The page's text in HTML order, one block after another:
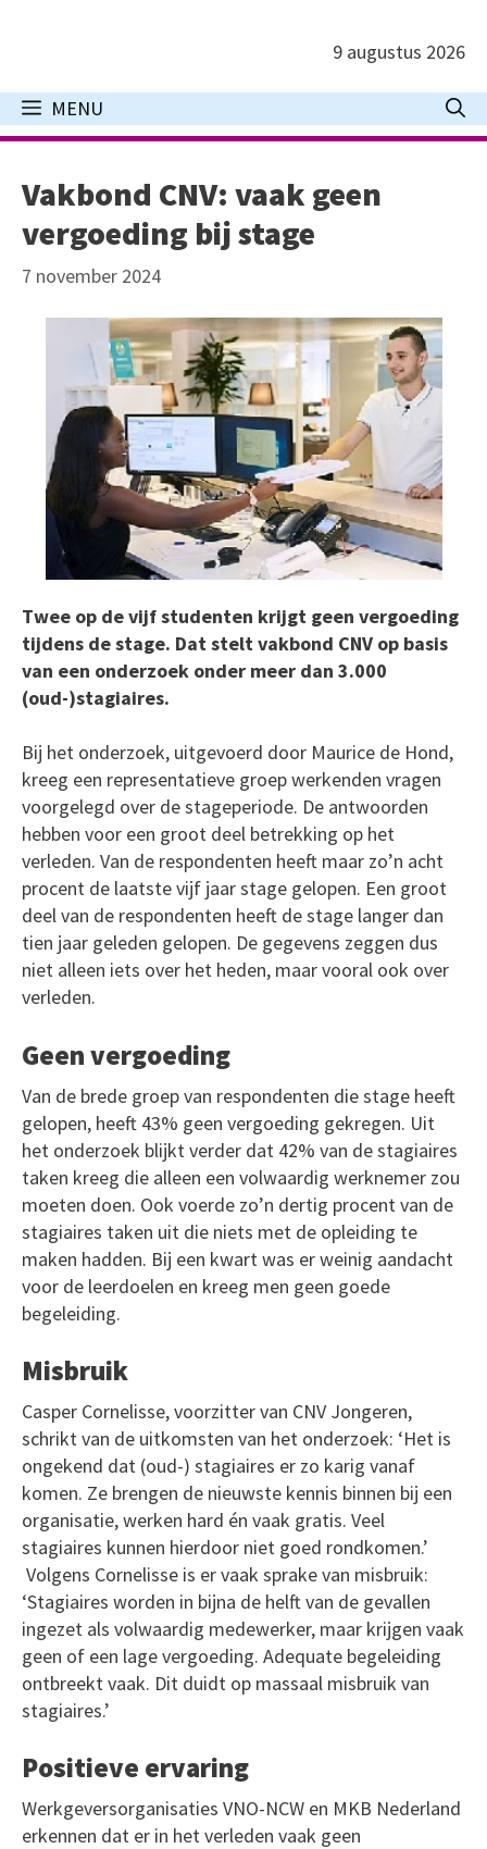
inhoud
9 augustus 2026
MENU
Vakbond CNV: vaak geen
vergoeding bij stage
7 november 2024
Twee op de vijf studenten krijgt geen vergoeding
tijdens de stage. Dat stelt vakbond CNV op basis
van een onderzoek onder meer dan 3.000
(oud-)stagiaires.
Bij het onderzoek, uitgevoerd door Maurice de Hond,
kreeg een representatieve groep werkenden vragen
voorgelegd over de stageperiode. De antwoorden
hebben voor een groot deel betrekking op het
verleden. Van de respondenten heeft maar zo’n acht
procent de laatste vijf jaar stage gelopen. Een groot
deel van de respondenten heeft de stage langer dan
tien jaar geleden gelopen. De gegevens zeggen dus
niet alleen iets over het heden, maar vooral ook over
verleden.
Geen vergoeding
Van de brede groep van respondenten die stage heeft
gelopen, heeft 43% geen vergoeding gekregen. Uit
het onderzoek blijkt verder dat 42% van de stagiaires
taken kreeg die alleen een volwaardig werknemer zou
moeten doen. Ook voerde zo’n dertig procent van de
stagiaires taken uit die niets met de opleiding te
maken hadden. Bij een kwart was er weinig aandacht
voor de leerdoelen en kreeg men geen goede
begeleiding.
Misbruik
Casper Cornelisse, voorzitter van CNV Jongeren,
schrikt van de uitkomsten van het onderzoek: ‘Het is
ongekend dat (oud-) stagiaires er zo karig vanaf
komen. Ze brengen de nieuwste kennis binnen bij een
organisatie, werken hard én vaak gratis. Veel
stagiaires kunnen hierdoor niet goed rondkomen.’
Volgens Cornelisse is er vaak sprake van misbruik:
‘Stagiaires worden in bijna de helft van de gevallen
ingezet als volwaardig medewerker, maar krijgen vaak
geen of een lage vergoeding. Adequate begeleiding
ontbreekt vaak. Dit duidt op massaal misbruik van
stagiaires.’
Positieve ervaring
Werkgeversorganisaties VNO-NCW en MKB Nederland
erkennen dat er in het verleden vaak geen